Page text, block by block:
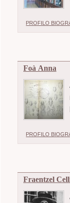
PROFILO
Foà Anna
PROFILO
Fraentzel